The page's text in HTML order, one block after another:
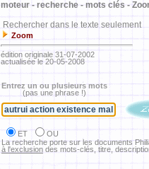
moteur - recherche - mots clés -
Rechercher dans le texte seulement
Zoom
édition originale 31-07-2002
actualisée le 20-05-2008
Entrez un ou plusieurs mots
(pas une phrase !)
ET
OU
La recherche porte sur les documents
à l'exclusion des mots-clés, titre,